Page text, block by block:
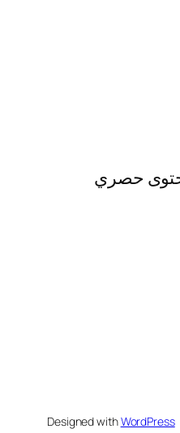
حصري
Designed withWordPress